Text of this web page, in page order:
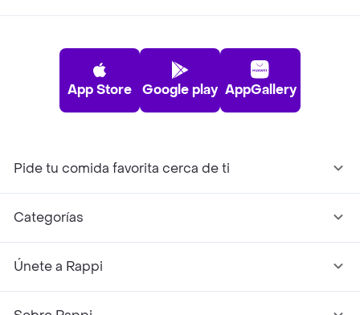
App Store Google play AppGallery
Pide tu comida favorita cerca de ti
Categorías
Únete a Rappi